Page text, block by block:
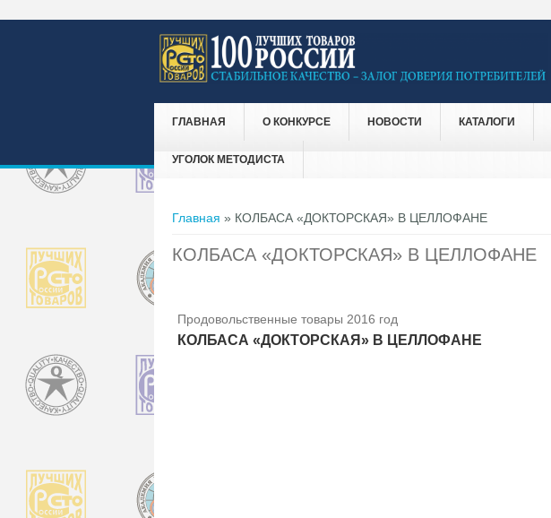
ГЛАВНАЯ О КОНКУРСЕ НОВОСТИ КАТАЛОГИ
УГОЛОК МЕТОДИСТА
Вы здесь
Главная » КОЛБАСА «ДОКТОРСКАЯ» В ЦЕЛЛОФАНЕ
КОЛБАСА «ДОКТОРСКАЯ» В ЦЕЛЛОФАНЕ
Продовольственные товары 2016 год
КОЛБАСА «ДОКТОРСКАЯ» В ЦЕЛЛОФАНЕ